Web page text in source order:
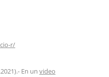
r/
En un video